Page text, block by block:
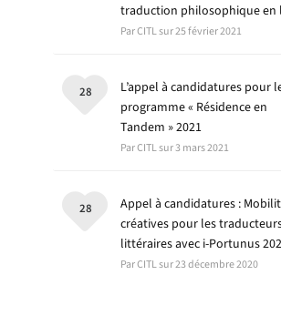
traduction philosophique en
Par CITL sur 25 février 2021
L’appel à candidatures pour
programme « Résidence en
Tandem » 2021
Par CITL sur 3 mars 2021
28
Appel à candidatures :
créatives pour les
littéraires avec i-Portunus
Par CITL sur 23 décembre 2020
28